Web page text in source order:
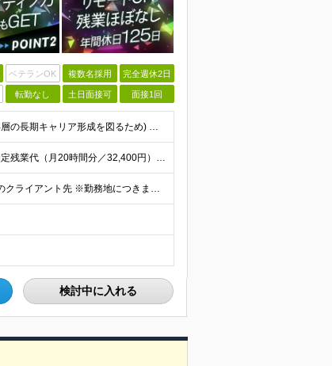
ベテランOK 複数名採用 完全週休2日
転勤なし 土日面接可 面接1回
【未経験・第二新卒歓迎／学歴不問】 ◆35歳以下の方（若年層の長期キャリア形成を図るため) ◆お人柄・意欲重視の採用です！ ＜こんな方は大歓迎！＞ ・SNSや動画を見るのが好きで、トレンドに敏感 ・
■月給25万円以上+賞与(年2回)+各種手当 ※上記給与には、固定残業代（月20時間分／32,400円）、 AIツール支援費（10,000円）が含まれます ※これまでの経験・スキル・前職の給与を考
◆学習はオンラインで完結◆ ◇本社(秋葉原)または一都三県のクライアント先 ※勤務地につきましては、ご相談の上で配属 ＜本社＞ ◇東京都台東区台東1-27-11 やわらぎビル2F └または、東京都
検討中に入れる